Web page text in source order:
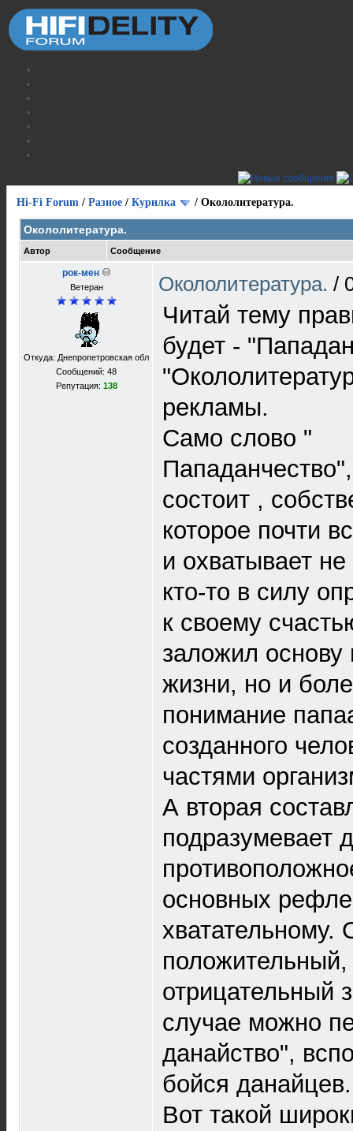
Hi-Fi Forum / Разное / Курилка / Окололитература.
Окололитература.
Автор Сообщение
рок-мен
Ветеран
Откуда: Днепропетровская обл
Сообщений: 48
Репутация: 138
Окололитература. /
Читай тему
будет -
рекламы.
Само слово "
состоит ,
которое почти
и охватывает
кто-то в силу
к своему
заложил основу
жизни, но и
понимание
созданного
частями
А вторая
подразумевает
основных
хватательному.
положительный,
отрицательный
случае можно
данайство",
бойся
Вот такой